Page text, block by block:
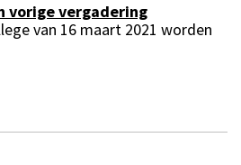
vorige vergadering
van 16 maart 2021 worden